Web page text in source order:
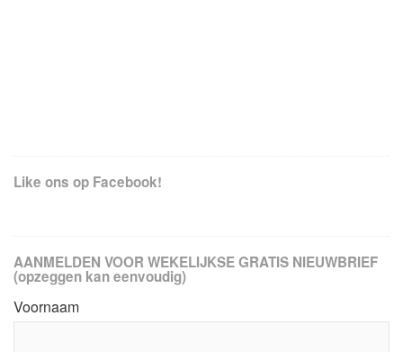
Like ons op Facebook!
AANMELDEN VOOR WEKELIJKSE GRATIS NIEUWBRIEF
(opzeggen kan eenvoudig)
Voornaam